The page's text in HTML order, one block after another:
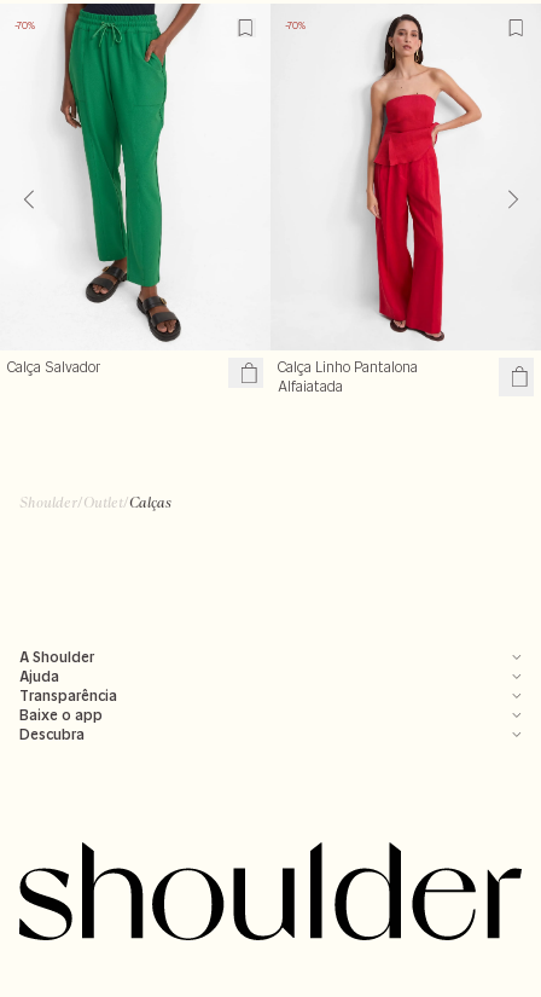
-70%
Calça Salvador
-70%
Calça Linho Pantalona
Alfaiatada
Shoulder/Outlet/Calças
A Shoulder
Ajuda
Transparência
Baixe o app
Descubra